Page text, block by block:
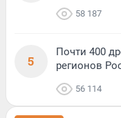
58 187
5
Почти 400
регионов
56 114